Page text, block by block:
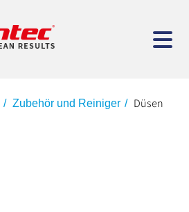
Zubehör und Reiniger Düsen